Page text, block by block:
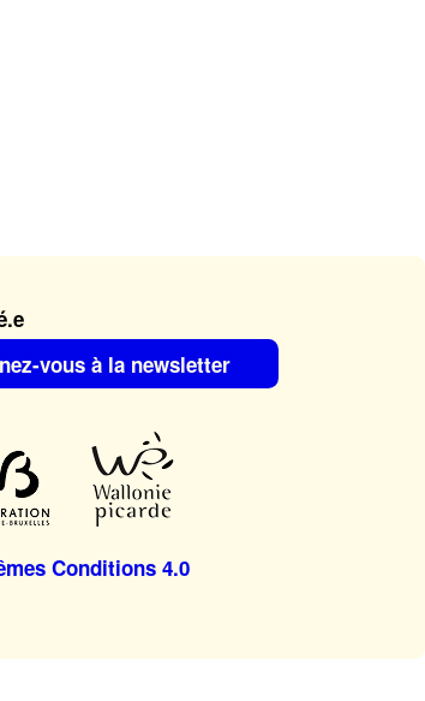
vous à la newsletter
Conditions 4.0